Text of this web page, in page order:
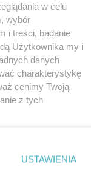
w celu
wybór
i treści, badanie
Użytkownika my i
danych
charakterystykę
cenimy Twoją
z tych
ale masz prawo
USTAWIENIA